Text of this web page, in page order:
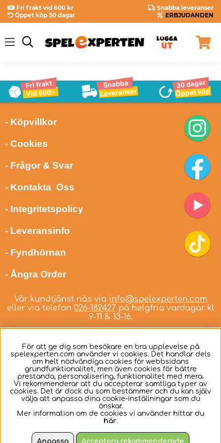
Fri frakt vid 600 kr
Snabba leveranser
Öppet köp 30 dagar
ERBJUDANDEN
- Köpvillkor
- Cookies
- Frågor & Svar
- Kontakta Oss
- Integritetspolicy
- Leveransinfo
- Fyndhörnan
- Ångra Order
Vår kundtjänst nås via info@spelexperten.com
eller via telefon 026-182427 på helgfria vardagar kl
9-11 & 13-16.
Svenska
För att ge dig som besökare en bra upplevelse på
spelexperten.com använder vi cookies. Det handlar dels
om helt nödvändiga cookies för webbsidans
grundfunktionalitet, men även cookies för bättre
prestanda, personalisering, funktionalitet med mera.
Vi rekommenderar att du accepterar samtliga typer av
cookies. Det är dock du som bestämmer och du kan själv
välja att anpassa dina cookie-inställningar som du
önskar.
Mer information om de cookies vi använder hittar du
här.
Anpassa Acceptera rekommenderade